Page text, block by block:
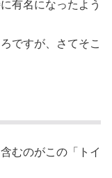
有名になったよう
ですが、さてそこ
むのがこの「トイ